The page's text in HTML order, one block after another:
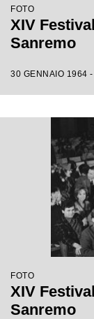
FOTO
XIV
Sanremo
30 GENNAIO 1964
FOTO
XIV
Sanremo